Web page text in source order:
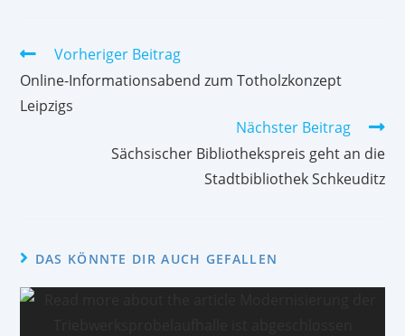
Vorheriger Beitrag
Online-Informationsabend zum Totholzkonzept
Leipzigs
Nächster Beitrag
Sächsischer Bibliothekspreis geht an die
Stadtbibliothek Schkeuditz
DAS KÖNNTE DIR AUCH GEFALLEN